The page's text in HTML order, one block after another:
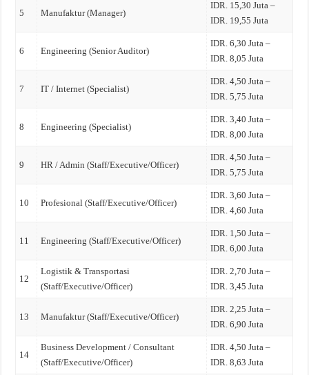
5 Manufaktur (Manager)
IDR. 15,30 Juta –
IDR. 19,55 Juta
6 Engineering (Senior Auditor)
IDR. 6,30 Juta –
IDR. 8,05 Juta
7 IT / Internet (Specialist)
IDR. 4,50 Juta –
IDR. 5,75 Juta
8 Engineering (Specialist)
IDR. 3,40 Juta –
IDR. 8,00 Juta
9 HR / Admin (Staff/Executive/Officer)
IDR. 4,50 Juta –
IDR. 5,75 Juta
10 Profesional (Staff/Executive/Officer)
IDR. 3,60 Juta –
IDR. 4,60 Juta
11 Engineering (Staff/Executive/Officer)
IDR. 1,50 Juta –
IDR. 6,00 Juta
12
Logistik & Transportasi
(Staff/Executive/Officer)
IDR. 2,70 Juta –
IDR. 3,45 Juta
13 Manufaktur (Staff/Executive/Officer)
IDR. 2,25 Juta –
IDR. 6,90 Juta
14
Business Development / Consultant
(Staff/Executive/Officer)
IDR. 4,50 Juta –
IDR. 8,63 Juta